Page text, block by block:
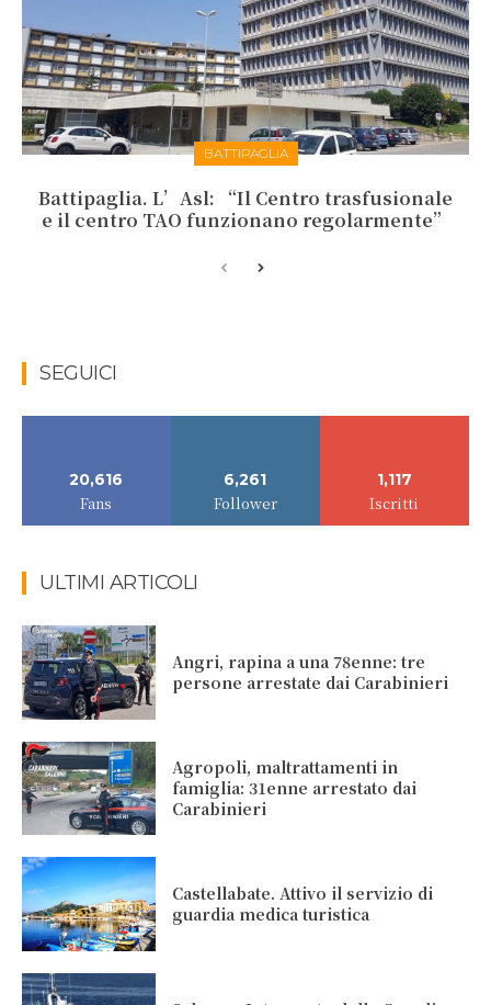
BATTIPAGLIA
Battipaglia. L’Asl: “Il Centro trasfusionale
e il centro TAO funzionano regolarmente”
SEGUICI
20,616
Fans
6,261
Follower
1,117
Iscritti
ULTIMI ARTICOLI
Angri, rapina a una 78enne: tre
persone arrestate dai Carabinieri
Agropoli, maltrattamenti in
famiglia: 31enne arrestato dai
Carabinieri
Castellabate. Attivo il servizio di
guardia medica turistica